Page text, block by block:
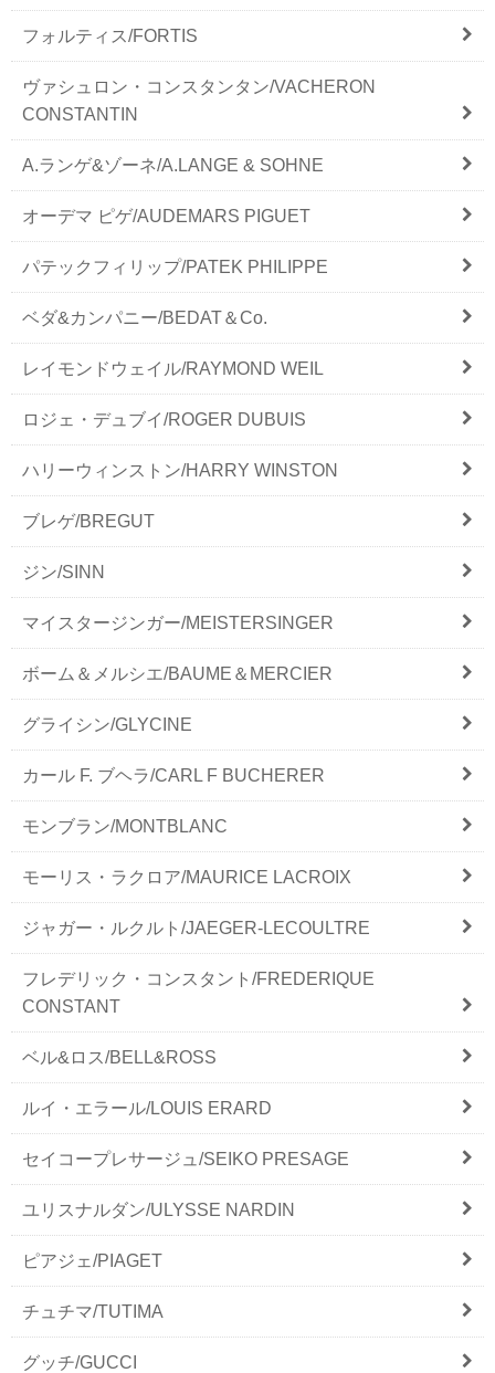
フォルティス/FORTIS
ヴァシュロン・コンスタンタン/VACHERON
CONSTANTIN
A.ランゲ&ゾーネ/A.LANGE & SOHNE
オーデマ ピゲ/AUDEMARS PIGUET
パテックフィリップ/PATEK PHILIPPE
ベダ&カンパニー/BEDAT＆Co.
レイモンドウェイル/RAYMOND WEIL
ロジェ・デュブイ/ROGER DUBUIS
ハリーウィンストン/HARRY WINSTON
ブレゲ/BREGUT
ジン/SINN
マイスタージンガー/MEISTERSINGER
ボーム＆メルシエ/BAUME＆MERCIER
グライシン/GLYCINE
カール F. ブヘラ/CARL F BUCHERER
モンブラン/MONTBLANC
モーリス・ラクロア/MAURICE LACROIX
ジャガー・ルクルト/JAEGER-LECOULTRE
フレデリック・コンスタント/FREDERIQUE
CONSTANT
ベル&ロス/BELL&ROSS
ルイ・エラール/LOUIS ERARD
セイコープレサージュ/SEIKO PRESAGE
ユリスナルダン/ULYSSE NARDIN
ピアジェ/PIAGET
チュチマ/TUTIMA
グッチ/GUCCI